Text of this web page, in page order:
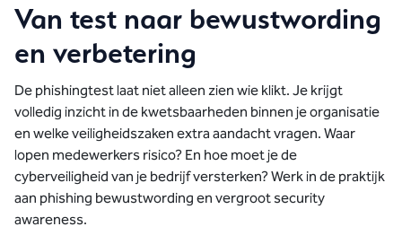
Van test naar bewustwording
en verbetering
De phishingtest laat niet alleen zien wie klikt. Je krijgt
volledig inzicht in de kwetsbaarheden binnen je organisatie
en welke veiligheidszaken extra aandacht vragen. Waar
lopen medewerkers risico? En hoe moet je de
cyberveiligheid van je bedrijf versterken? Werk in de praktijk
aan phishing bewustwording en vergroot security
awareness.